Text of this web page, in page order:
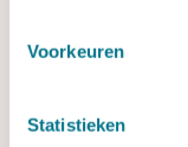
Voorkeuren
Statistieken